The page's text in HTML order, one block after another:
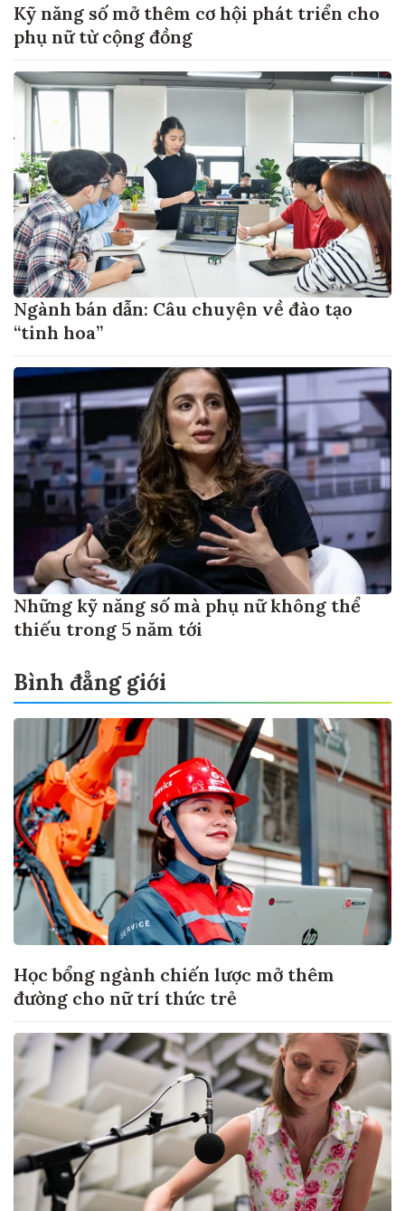
Kỹ năng số mở thêm cơ hội phát triển cho
phụ nữ từ cộng đồng
Ngành bán dẫn: Câu chuyện về đào tạo
“tinh hoa”
Những kỹ năng số mà phụ nữ không thể
thiếu trong 5 năm tới
Bình đẳng giới
Học bổng ngành chiến lược mở thêm
đường cho nữ trí thức trẻ